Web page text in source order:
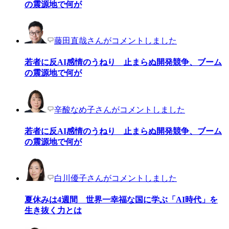
の震源地で何が
藤田直哉さんがコメントしました
若者に反AI感情のうねり 止まらぬ開発競争、ブーム
の震源地で何が
辛酸なめ子さんがコメントしました
若者に反AI感情のうねり 止まらぬ開発競争、ブーム
の震源地で何が
白川優子さんがコメントしました
夏休みは4週間 世界一幸福な国に学ぶ「AI時代」を
生き抜く力とは